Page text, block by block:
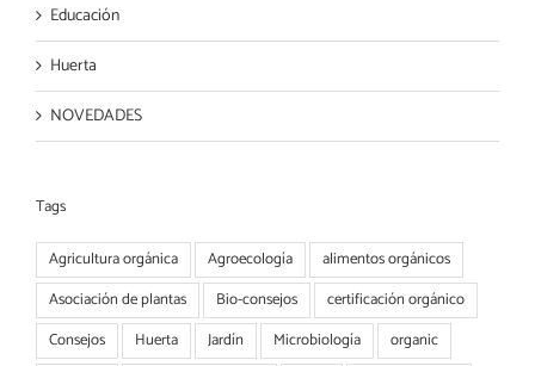
Educación
Huerta
NOVEDADES
Tags
Agricultura orgánica Agroecología
alimentos orgánicos
Asociación de plantas
Bio-consejos
certificación orgánico
Consejos
Huerta Jardín Microbiología
organic